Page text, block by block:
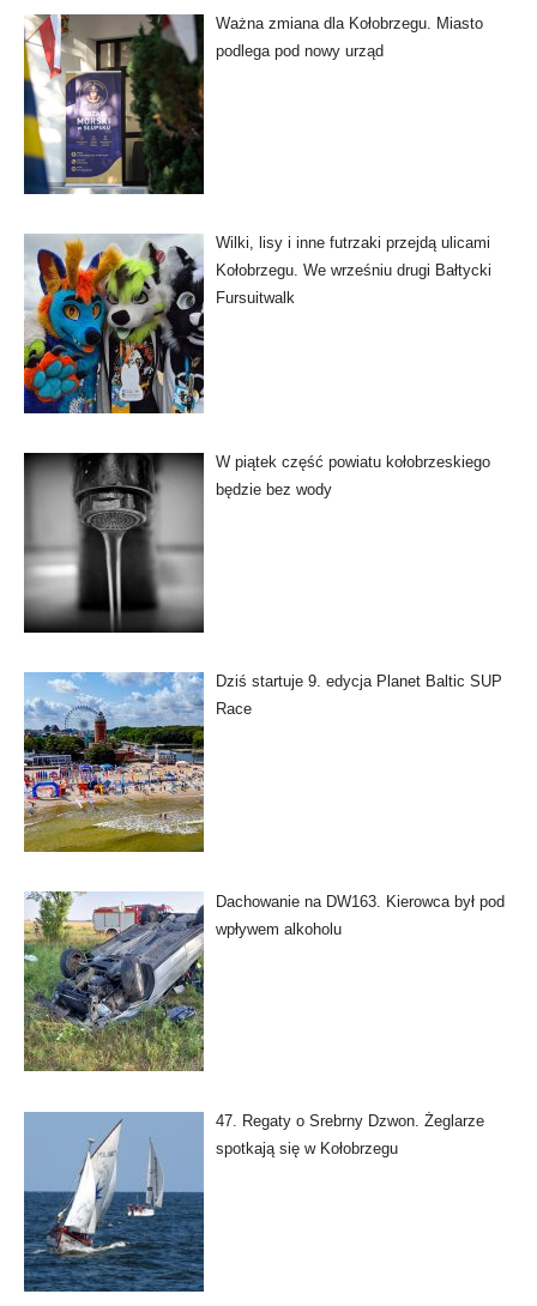
Ważna zmiana dla Kołobrzegu. Miasto
podlega pod nowy urząd
Wilki, lisy i inne futrzaki przejdą ulicami
Kołobrzegu. We wrześniu drugi Bałtycki
Fursuitwalk
W piątek część powiatu kołobrzeskiego
będzie bez wody
Dziś startuje 9. edycja Planet Baltic SUP
Race
Dachowanie na DW163. Kierowca był pod
wpływem alkoholu
47. Regaty o Srebrny Dzwon. Żeglarze
spotkają się w Kołobrzegu